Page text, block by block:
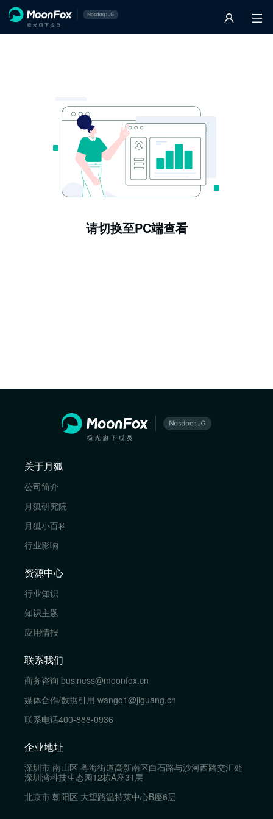
请切换至PC端查看
关于月狐
公司简介
月狐研究院
月狐小百科
行业影响
资源中心
行业知识
知识主题
应用情报
联系我们
商务咨询 business@moonfox.cn
媒体合作/数据引用 wangq1@jiguang.cn
联系电话400-888-0936
企业地址
深圳市 南山区 粤海街道高新南区白石路与沙河西路交汇处
深圳湾科技生态园12栋A座31层
北京市 朝阳区 大望路温特莱中心B座6层